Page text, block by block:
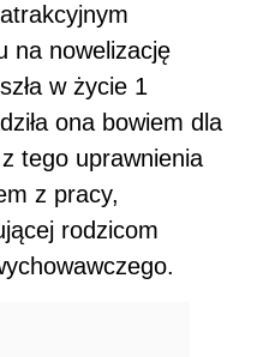
na nowelizację
w życie 1
ona bowiem dla
tego uprawnienia
z pracy,
rodzicom